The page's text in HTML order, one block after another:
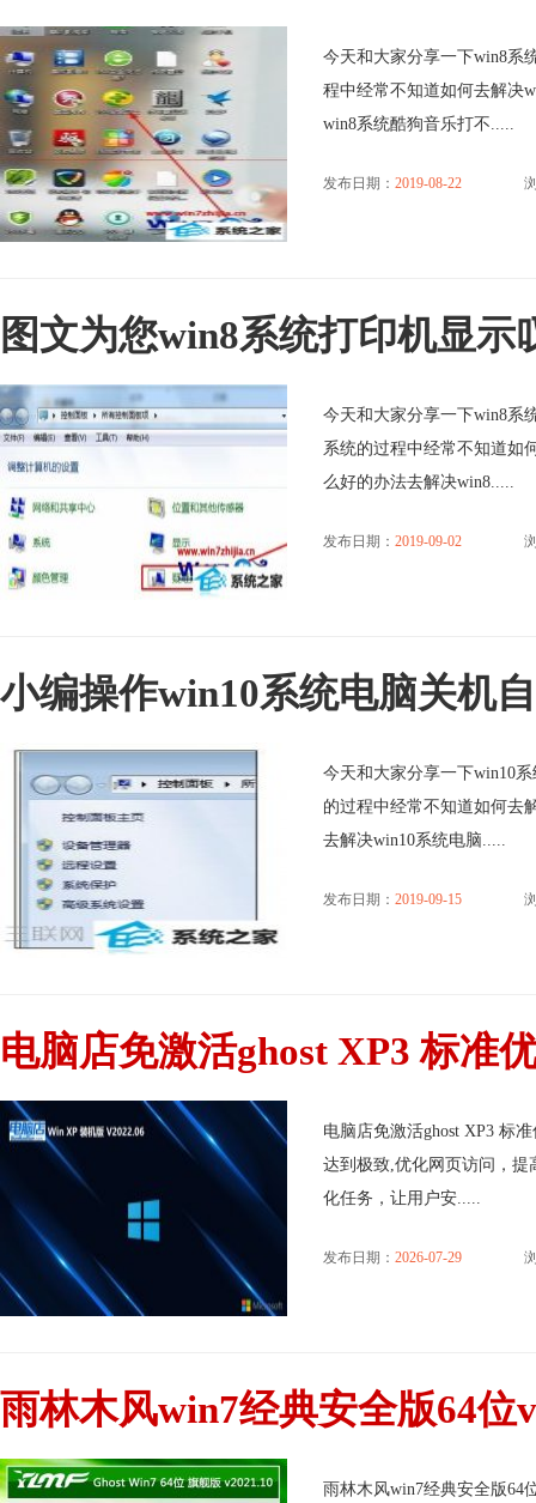
今天和大家分享一下win8系
程中经常不知道如何去解决
win8系统酷狗音乐打不.....
发布日期： 2019-08-22
图文为您win8系统打印机显示
今天和大家分享一下win8系
系统的过程中经常不知道如
么好的办法去解决win8.....
发布日期： 2019-09-02
小编操作win10系统电脑关机
今天和大家分享一下win10
的过程中经常不知道如何去
去解决win10系统电脑.....
发布日期： 2019-09-15
电脑店免激活ghost XP3 标准
电脑店免激活ghost XP3 标
达到极致,优化网页访问，
化任务，让用户安.....
发布日期： 2026-07-29
雨林木风win7经典安全版64位
雨林木风win7经典安全版64